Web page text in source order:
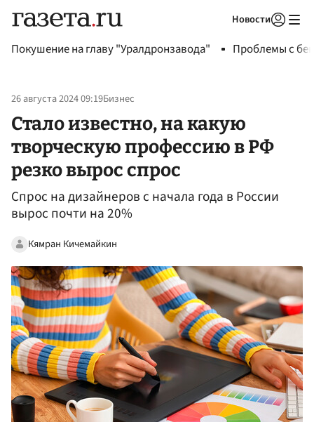
Новости
Покушение на главу "Уралдронзавода" Проблемы с
26 августа 2024 09:19Бизнес
Стало известно, на какую
творческую профессию в РФ
резко вырос спрос
Спрос на дизайнеров с начала года в России
вырос почти на 20%
Кямран Кичемайкин